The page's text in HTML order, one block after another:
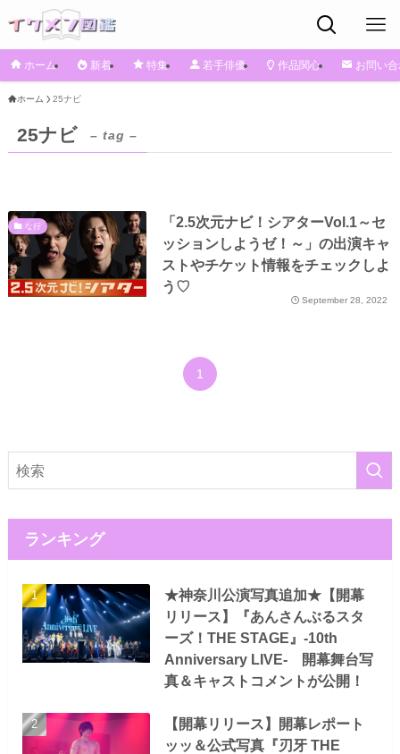
ホーム 新着 特集 若手俳優 作品関心 お問い
ホーム 25ナビ
25ナビ – tag –
な行
「2.5次元ナビ！シアターVol.1～セ
ッションしようゼ！～」の出演キャ
ストやチケット情報をチェックしよ
う♡
September 28, 2022
1
ランキング
★神奈川公演写真追加★【開幕
リリース】『あんさんぶるスタ
ーズ！THE STAGE』-10th
Anniversary LIVE- 開幕舞台写
真＆キャストコメントが公開！
【開幕リリース】開幕レポート
ッッ＆公式写真『刃牙 THE